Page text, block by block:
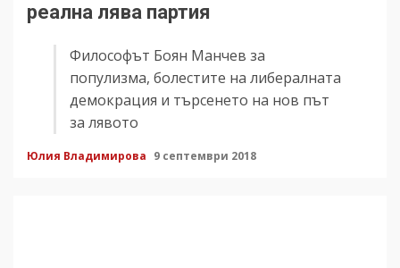
реална лява партия
Философът Боян Манчев за
популизма, болестите на либералната
демокрация и търсенето на нов път
за лявото
Юлия Владимирова 9 септември 2018